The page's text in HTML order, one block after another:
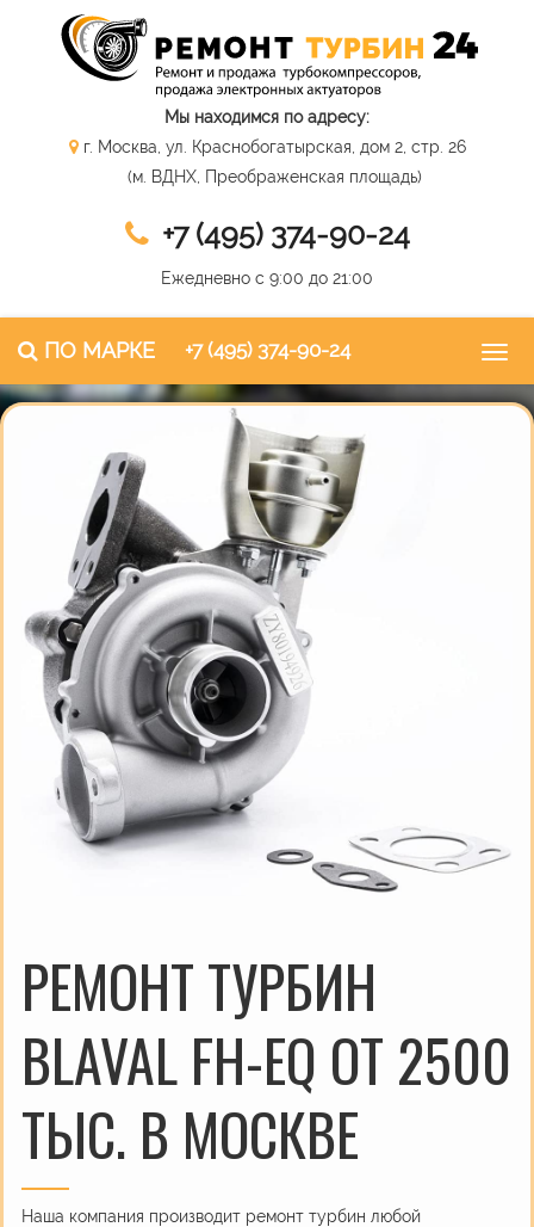
Мы находимся по адресу:
г. Москва, ул. Краснобогатырская, дом 2, стр. 26
(м. ВДНХ, Преображенская площадь)
+7 (495) 374-90-24
Ежедневно с 9:00 до 21:00
ПО МАРКЕ +7 (495) 374-90-24
РЕМОНТ ТУРБИН
BLAVAL FH-EQ ОТ 2500
ТЫС. В МОСКВЕ
Наша компания производит ремонт турбин любой